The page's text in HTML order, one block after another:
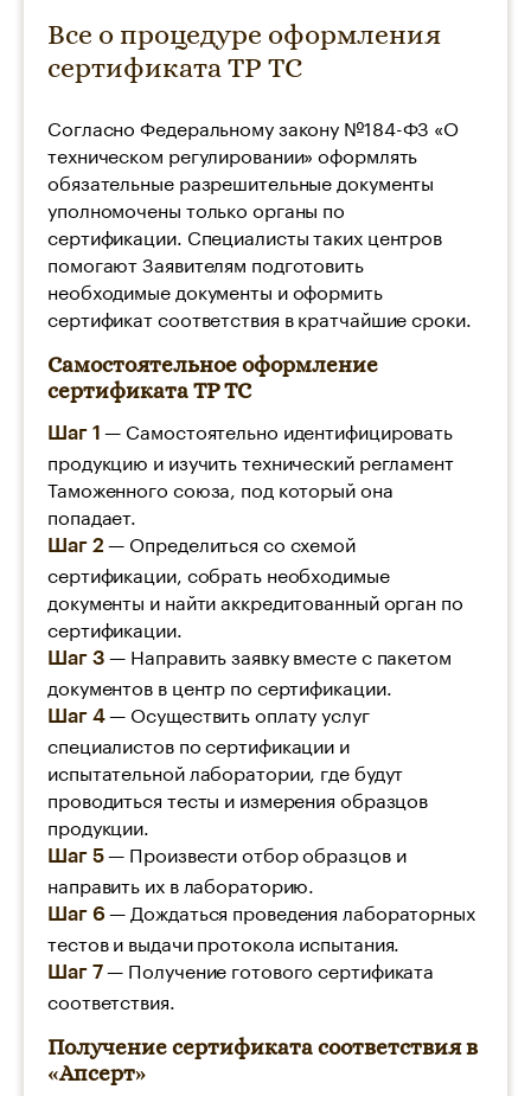
Все о процедуре оформления
сертификата ТР ТС
Согласно Федеральному закону №184-ФЗ «О
техническом регулировании» оформлять
обязательные разрешительные документы
уполномочены только органы по
сертификации. Специалисты таких центров
помогают Заявителям подготовить
необходимые документы и оформить
сертификат соответствия в кратчайшие сроки.
Самостоятельное оформление
сертификата ТР ТС
Шаг 1 — Самостоятельно идентифицировать
продукцию и изучить технический регламент
Таможенного союза, под который она
попадает.
Шаг 2 — Определиться со схемой
сертификации, собрать необходимые
документы и найти аккредитованный орган по
сертификации.
Шаг 3 — Направить заявку вместе с пакетом
документов в центр по сертификации.
Шаг 4— Осуществить оплату услуг
специалистов по сертификации и
испытательной лаборатории, где будут
проводиться тесты и измерения образцов
продукции.
Шаг 5— Произвести отбор образцов и
направить их в лабораторию.
Шаг 6 — Дождаться проведения лабораторных
тестов и выдачи протокола испытания.
Шаг 7— Получение готового сертификата
соответствия.
Получение сертификата соответствия в
«Апсерт»